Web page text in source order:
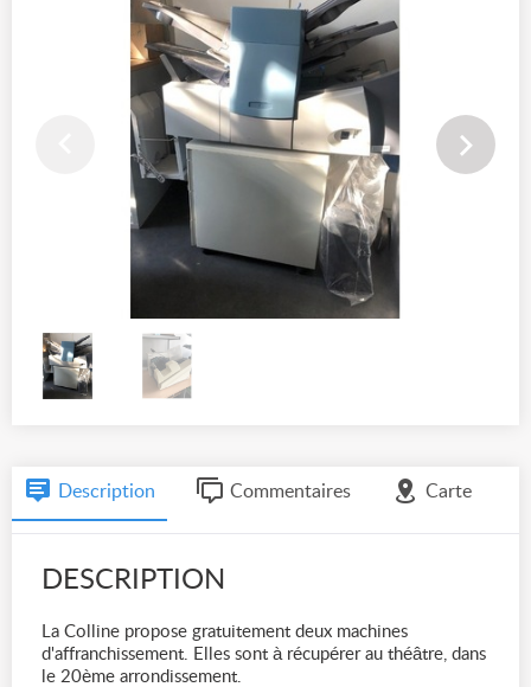
Description Commentaires Carte
DESCRIPTION
La Colline propose gratuitement deux machines
d'affranchissement. Elles sont à récupérer au théâtre, dans
le 20ème arrondissement.